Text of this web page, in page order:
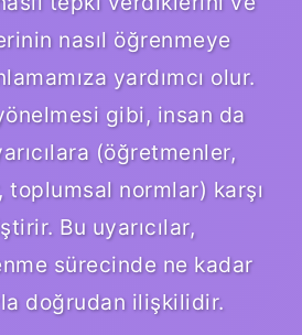
nasıl öğrenmeye
yardımcı olur.
gibi, insan da
(öğretmenler,
toplumsal normlar) karşı
Bu uyarıcılar,
sürecinde ne kadar
doğrudan ilişkilidir.